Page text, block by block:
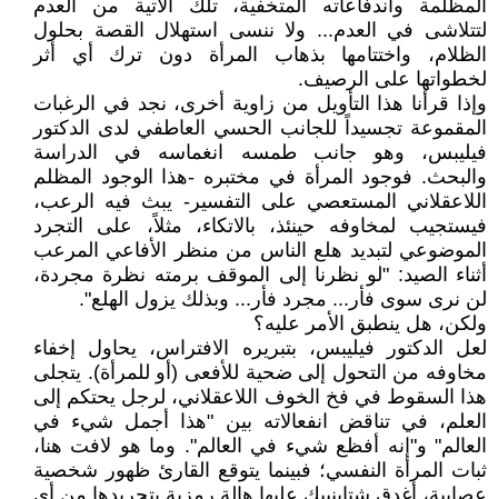
المظلمة واندفاعاته المتخفية، تلك الآتية من العدم
لتتلاشى في العدم... ولا ننسى استهلال القصة بحلول
الظلام، واختتامها بذهاب المرأة دون ترك أي أثر
لخطواتها على الرصيف.
وإذا قرأنا هذا التأويل من زاوية أخرى، نجد في الرغبات
المقموعة تجسيداً للجانب الحسي العاطفي لدى الدكتور
فيليبس، وهو جانب طمسه انغماسه في الدراسة
والبحث. فوجود المرأة في مختبره -هذا الوجود المظلم
اللاعقلاني المستعصي على التفسير- يبث فيه الرعب،
فيستجيب لمخاوفه حينئذ، بالاتكاء، مثلاً، على التجرد
الموضوعي لتبديد هلع الناس من منظر الأفاعي المرعب
أثناء الصيد: "لو نظرنا إلى الموقف برمته نظرة مجردة،
لن نرى سوى فأر... مجرد فأر... وبذلك يزول الهلع".
ولكن، هل ينطبق الأمر عليه؟
لعل الدكتور فيليبس، بتبريره الافتراس، يحاول إخفاء
مخاوفه من التحول إلى ضحية للأفعى (أو للمرأة). يتجلى
هذا السقوط في فخ الخوف اللاعقلاني، لرجل يحتكم إلى
العلم، في تناقض انفعالاته بين "هذا أجمل شيء في
العالم" و"إنه أفظع شيء في العالم". وما هو لافت هنا،
ثبات المرأة النفسي؛ فبينما يتوقع القارئ ظهور شخصية